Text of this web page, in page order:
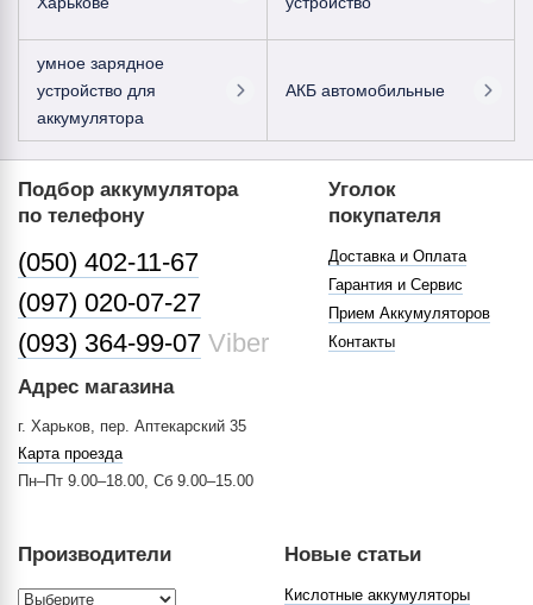
умное зарядное
устройство для
аккумулятора
АКБ автомобильные
Подбор аккумулятора
по телефону
(050) 402-11-67
(097) 020-07-27
(093) 364-99-07 Viber
Адрес магазина
г. Харьков, пер. Аптекарский 35
Карта проезда
Пн–Пт 9.00–18.00, Сб 9.00–15.00
Уголок
покупателя
Доставка и Оплата
Гарантия и Сервис
Прием Аккумуляторов
Контакты
Производители Новые статьи
Кислотные аккумуляторы